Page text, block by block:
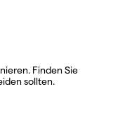
Finden Sie
sollten.